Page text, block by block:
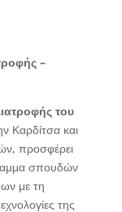
–
του
Καρδίτσα και
προσφέρει
σπουδών
με τη
της